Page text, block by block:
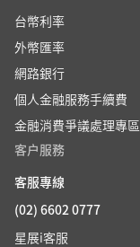
台幣利率
外幣匯率
網路銀行
個人金融服務手續費
金融消費爭議處理專區
客户服務
客服專線
(02) 6602 0777
星展i客服